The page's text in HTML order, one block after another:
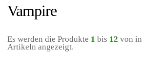
Vampire
Es werden die Produkte 1 bis 12 von
Artikeln angezeigt.